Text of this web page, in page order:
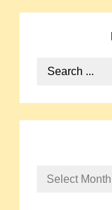
Search
Arhiva